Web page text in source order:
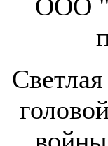
ООО